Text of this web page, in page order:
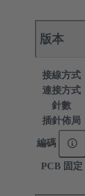
版本
接線方式
連接方式
針數
插針佈局
編碼
PCB 固定